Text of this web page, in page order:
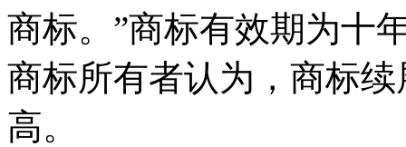
商标。”商标有效期为十
商标所有者认为，商标
高。